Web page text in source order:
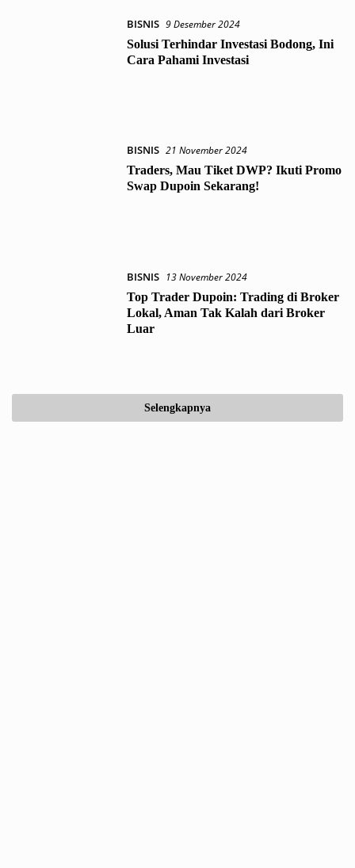
BISNIS 9 Desember 2024
Solusi Terhindar Investasi Bodong, Ini
Cara Pahami Investasi
BISNIS 21 November 2024
Traders, Mau Tiket DWP? Ikuti Promo
Swap Dupoin Sekarang!
BISNIS
13 November 2024
Top Trader Dupoin: Trading di Broker
Lokal, Aman Tak Kalah dari Broker
Luar
Selengkapnya